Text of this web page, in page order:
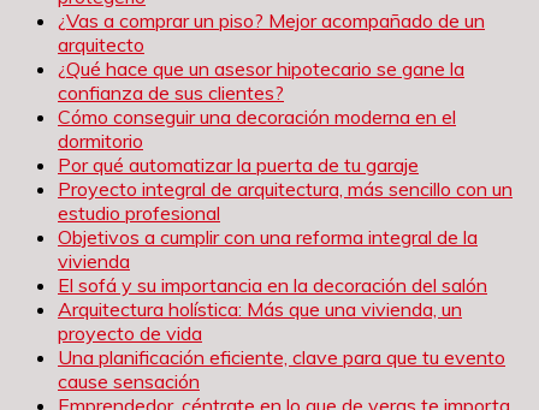
¿Vas a comprar un piso? Mejor acompañado de un
arquitecto
¿Qué hace que un asesor hipotecario se gane la
confianza de sus clientes?
Cómo conseguir una decoración moderna en el
dormitorio
Por qué automatizar la puerta de tu garaje
Proyecto integral de arquitectura, más sencillo con un
estudio profesional
Objetivos a cumplir con una reforma integral de la
vivienda
El sofá y su importancia en la decoración del salón
Arquitectura holística: Más que una vivienda, un
proyecto de vida
Una planificación eficiente, clave para que tu evento
cause sensación